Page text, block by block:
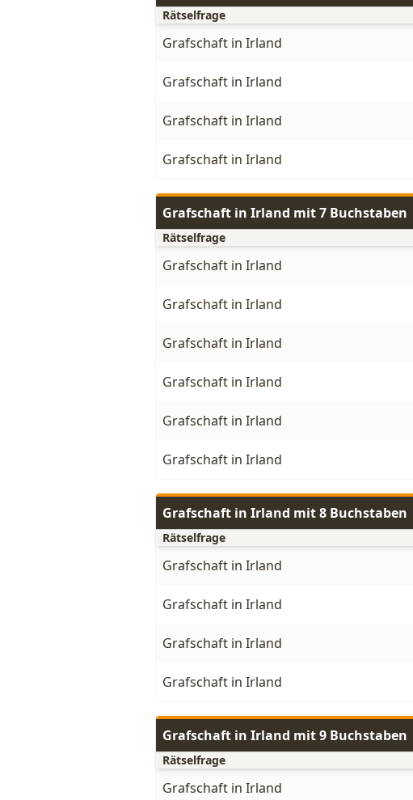
Rätselfrage
Grafschaft in Irland
Grafschaft in Irland
Grafschaft in Irland
Grafschaft in Irland
Grafschaft in Irland mit 7 Buchstaben
Rätselfrage
Grafschaft in Irland
Grafschaft in Irland
Grafschaft in Irland
Grafschaft in Irland
Grafschaft in Irland
Grafschaft in Irland
Grafschaft in Irland mit 8 Buchstaben
Rätselfrage
Grafschaft in Irland
Grafschaft in Irland
Grafschaft in Irland
Grafschaft in Irland
Grafschaft in Irland mit 9 Buchstaben
Rätselfrage
Grafschaft in Irland